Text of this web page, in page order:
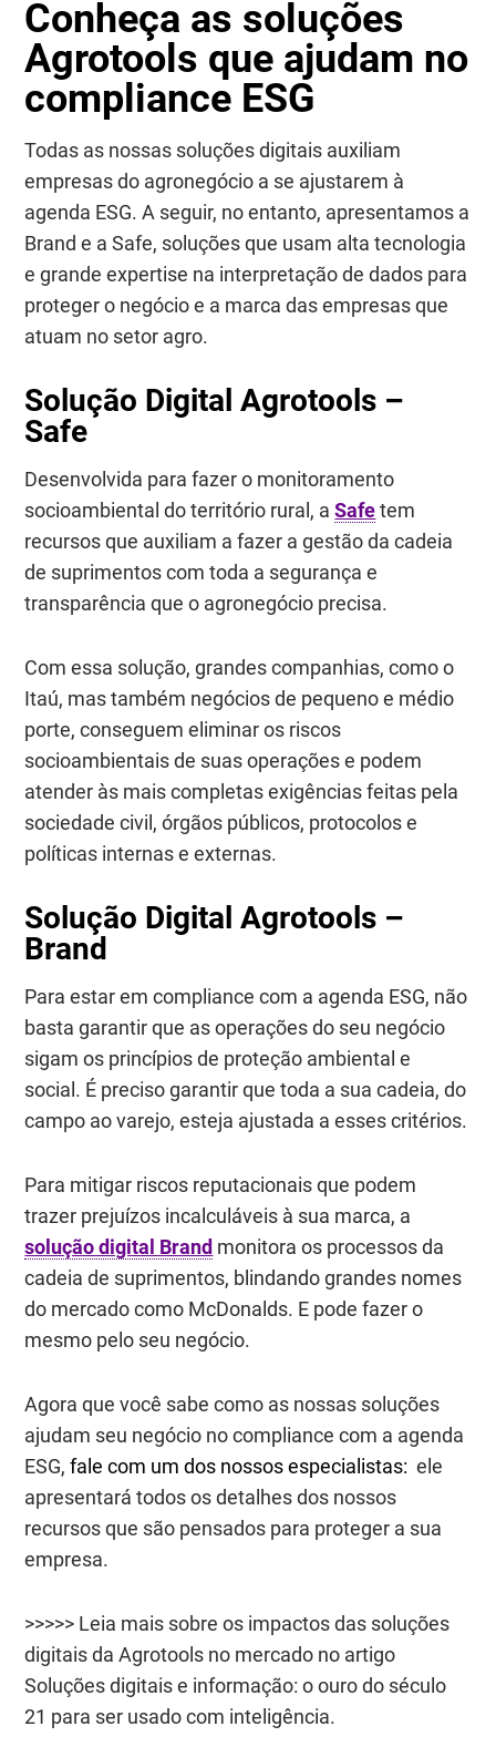
Conheça as soluções
Agrotools que ajudam no
compliance ESG
Todas as nossas soluções digitais auxiliam
empresas do agronegócio a se ajustarem à
agenda ESG. A seguir, no entanto, apresentamos a
Brand e a Safe, soluções que usam alta tecnologia
e grande expertise na interpretação de dados para
proteger o negócio e a marca das empresas que
atuam no setor agro.
Solução Digital Agrotools –
Safe
Desenvolvida para fazer o monitoramento
socioambiental do território rural, aSafetem
recursos que auxiliam a fazer a gestão da cadeia
de suprimentos com toda a segurança e
transparência que o agronegócio precisa.
Com essa solução, grandes companhias, como o
Itaú, mas também negócios de pequeno e médio
porte, conseguem eliminar os riscos
socioambientais de suas operações e podem
atender às mais completas exigências feitas pela
sociedade civil, órgãos públicos, protocolos e
políticas internas e externas.
Solução Digital Agrotools –
Brand
Para estar em compliance com a agenda ESG, não
basta garantir que as operações do seu negócio
sigam os princípios de proteção ambiental e
social. É preciso garantir que toda a sua cadeia, do
campo ao varejo, esteja ajustada a esses critérios.
Para mitigar riscos reputacionais que podem
trazer prejuízos incalculáveis à sua marca, a
solução digital Brand monitora os processos da
cadeia de suprimentos, blindando grandes nomes
do mercado como McDonalds. E pode fazer o
mesmo pelo seu negócio.
Agora que você sabe como as nossas soluções
ajudam seu negócio no compliance com a agenda
ESG, fale com um dos nossos especialistas:ele
apresentará todos os detalhes dos nossos
recursos que são pensados para proteger a sua
empresa.
>>>>> Leia mais sobre os impactos das soluções
digitais da Agrotools no mercado no artigo
Soluções digitais e informação: o ouro do século
21 para ser usado com inteligência.